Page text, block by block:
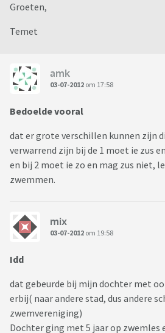
Groeten,
Temet
amk
03-07-2012 om 17:58
Bedoelde vooral
dat er grote verschillen kunnen zijn
verwarrend zijn bij de 1 moet ie zus
en bij 2 moet ie zo en mag zus niet,
zwemmen.
mix
03-07-2012 om 19:58
Idd
dat gebeurde bij mijn dochter met
erbij( naar andere stad, dus andere
zwemvereniging)
Dochter ging met 5 jaar op zwemles